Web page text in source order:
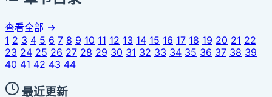
查看全部 →
1 2 3 4 5 6 7 8 9 10 11 12 13 14 15 16 17 18 19 20 21 22
23 24 25 26 27 28 29 30 31 32 33 34 35 36 37 38 39
40 41 42 43 44
最近更新